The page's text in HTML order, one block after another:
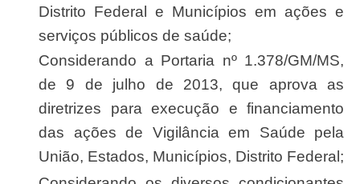
Distrito Federal e Municípios em ações e
serviços públicos de saúde;
Considerando a Portaria nº 1.378/GM/MS,
de 9 de julho de 2013, que aprova as
diretrizes para execução e financiamento
das ações de Vigilância em Saúde pela
União, Estados, Municípios, Distrito Federal;